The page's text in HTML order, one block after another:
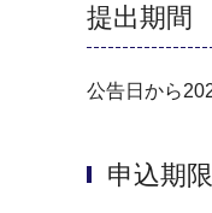
提出期間
公告日から
申込期限